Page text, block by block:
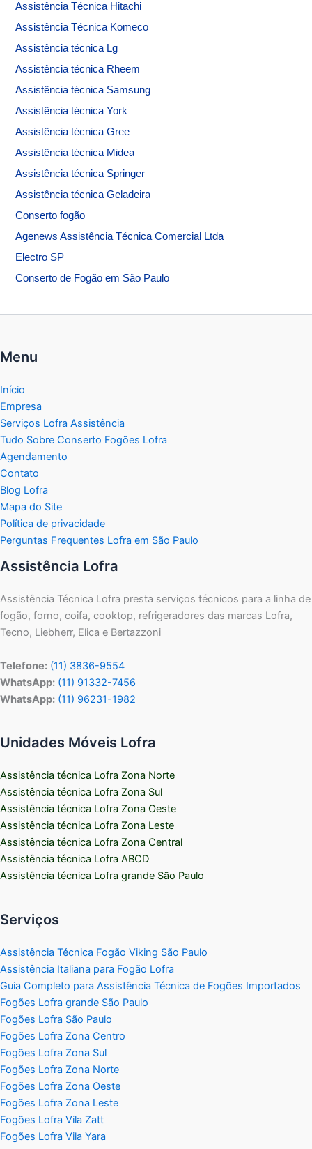
Assistência Técnica Hitachi
Assistência Técnica Komeco
Assistência técnica Lg
Assistência técnica Rheem
Assistência técnica Samsung
Assistência técnica York
Assistência técnica Gree
Assistência técnica Midea
Assistência técnica Springer
Assistência técnica Geladeira
Conserto fogão
Agenews Assistência Técnica Comercial Ltda
Electro SP
Conserto de Fogão em São Paulo
Menu
Início
Empresa
Serviços Lofra Assistência
Tudo Sobre Conserto Fogões Lofra
Agendamento
Contato
Blog Lofra
Mapa do Site
Política de privacidade
Perguntas Frequentes Lofra em São Paulo
Assistência Lofra
Assistência Técnica Lofra presta serviços técnicos para a linha de
fogão, forno, coifa, cooktop, refrigeradores das marcas Lofra,
Tecno, Liebherr, Elica e Bertazzoni
Telefone: (11) 3836-9554
WhatsApp: (11) 91332-7456
WhatsApp: (11) 96231-1982
Unidades Móveis Lofra
Assistência técnica Lofra Zona Norte
Assistência técnica Lofra Zona Sul
Assistência técnica Lofra Zona Oeste
Assistência técnica Lofra Zona Leste
Assistência técnica Lofra Zona Central
Assistência técnica Lofra ABCD
Assistência técnica Lofra grande São Paulo
Serviços
Assistência Técnica Fogão Viking São Paulo
Assistência Italiana para Fogão Lofra
Guia Completo para Assistência Técnica de Fogões Importados
Fogões Lofra grande São Paulo
Fogões Lofra São Paulo
Fogões Lofra Zona Centro
Fogões Lofra Zona Sul
Fogões Lofra Zona Norte
Fogões Lofra Zona Oeste
Fogões Lofra Zona Leste
Fogões Lofra Vila Zatt
Fogões Lofra Vila Yara